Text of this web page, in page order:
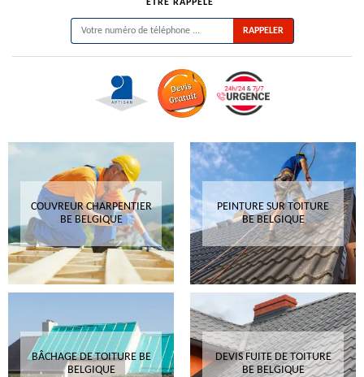
ÊTRE RAPPELÉ
COUVREUR CHARPENTIER
BE BELGIQUE
PEINTURE SUR TOITURE
BE BELGIQUE
BÂCHAGE DE TOITURE BE
BELGIQUE
DEVIS FUITE DE TOITURE
BE BELGIQUE